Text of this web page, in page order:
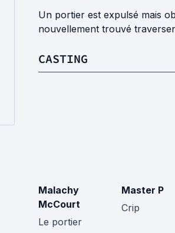
Un portier est expulsé mais
nouvellement trouvé
CASTING
Malachy
McCourt
Le portier
Master P
Crip